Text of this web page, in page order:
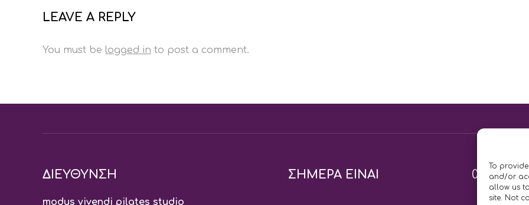
To
and/or
allow us
site. Not
LEAVE A REPLY
You must be logged in to post a comment.
ΔΙΕΥΘΥΝΣΗ
modus vivendi pilates studio
ΣΗΜΕΡΑ ΕΙΝΑΙ 09/08